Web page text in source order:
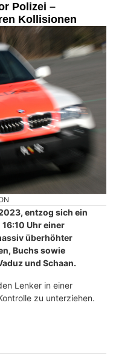
Polizei –
Kollisionen
entzog sich ein
Uhr einer
überhöhter
Buchs sowie
und Schaan.
Lenker in einer
zu unterziehen.